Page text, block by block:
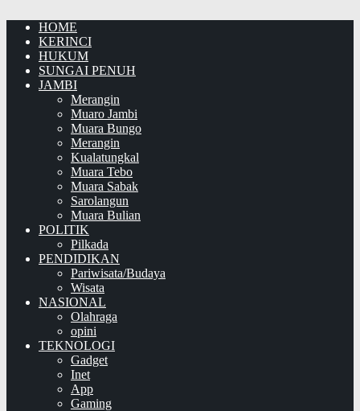
HOME
KERINCI
HUKUM
SUNGAI PENUH
JAMBI
Merangin
Muaro Jambi
Muara Bungo
Merangin
Kualatungkal
Muara Tebo
Muara Sabak
Sarolangun
Muara Bulian
POLITIK
Pilkada
PENDIDIKAN
Pariwisata/Budaya
Wisata
NASIONAL
Olahraga
opini
TEKNOLOGI
Gadget
Inet
App
Gaming